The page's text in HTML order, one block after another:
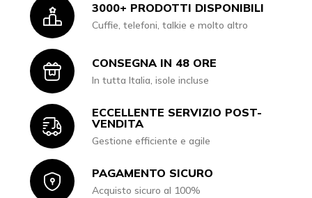
Icon3000+ PRODOTTI DISPONIBILI
Cuffie, telefoni, talkie e molto altro
IconCONSEGNA IN 48 ORE
In tutta Italia, isole incluse
Icon
ECCELLENTE SERVIZIO POST-
VENDITA
Gestione efficiente e agile
IconPAGAMENTO SICURO
Acquisto sicuro al 100%